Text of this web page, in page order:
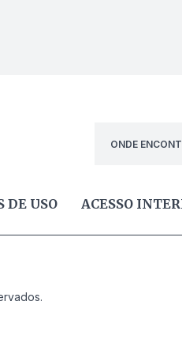
ONDE
DE USO ACESSO